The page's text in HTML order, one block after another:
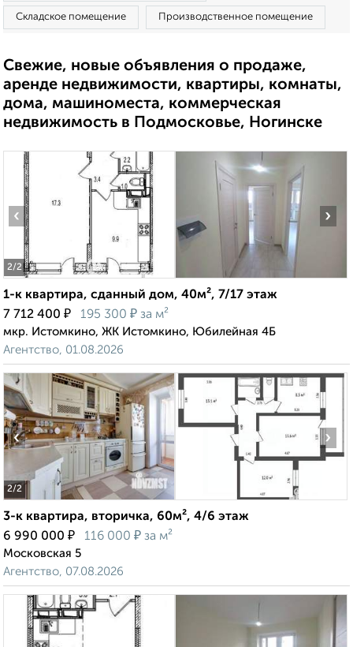
Складское помещение Производственное помещение
Свежие, новые объявления о продаже,
аренде недвижимости, квартиры, комнаты,
дома, машиноместа, коммерческая
недвижимость в Подмосковье, Ногинске
2/2
‹ ›
1-к квартира, сданный дом, 40м², 7/17 этаж
7 712 400 ₽ 195 300 ₽ за м²
мкр. Истомкино, ЖК Истомкино, Юбилейная 4Б
Агентство, 01.08.2026
2/2
‹ ›
3-к квартира, вторичка, 60м², 4/6 этаж
6 990 000 ₽ 116 000 ₽ за м²
Московская 5
Агентство, 07.08.2026